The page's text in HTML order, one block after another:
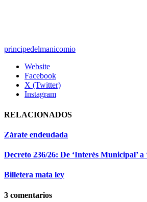
principedelmanicomio
Website
Facebook
X (Twitter)
Instagram
RELACIONADOS
Zárate endeudada
Decreto 236/26: De ‘Interés Municipal’ a
Billetera mata ley
3 comentarios